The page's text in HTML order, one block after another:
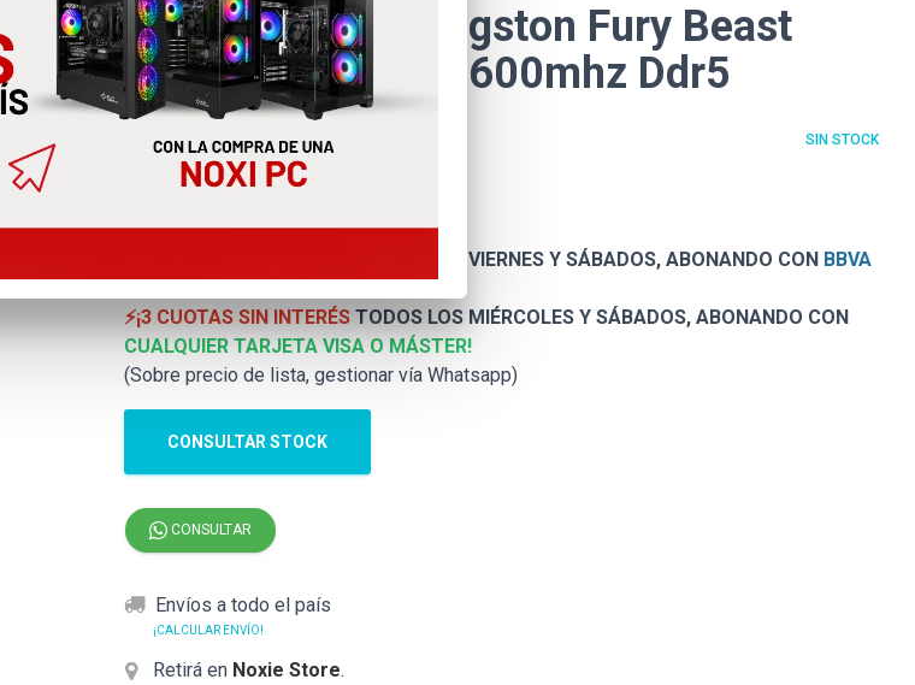
Memoria Ram Kingston Fury Beast
White Rgb 16gb 5600mhz Ddr5
SIN STOCK
TODOS LOS VIERNES Y SÁBADOS, ABONANDO CON BBVA
⚡¡3 CUOTAS SIN INTERÉS TODOS LOS MIÉRCOLES Y SÁBADOS, ABONANDO CON
CUALQUIER TARJETA VISA O MÁSTER!
(Sobre precio de lista, gestionar vía Whatsapp)
CONSULTAR STOCK
CONSULTAR
Envíos a todo el país
¡CALCULAR ENVÍO!
Retirá en Noxie Store.